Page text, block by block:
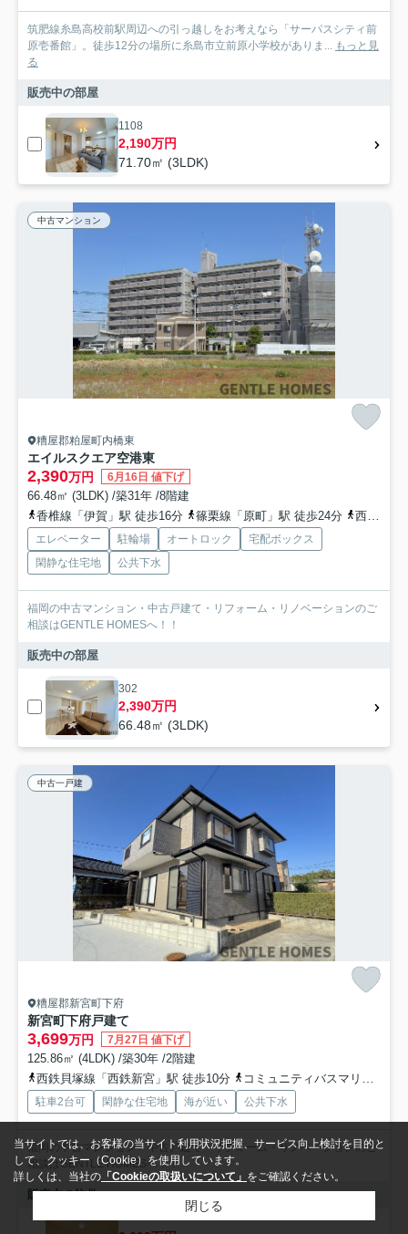
筑肥線糸島高校前駅周辺への引っ越しをお考えなら「サーパスシティ前
原壱番館」。徒歩12分の場所に糸島市立前原小学校がありま...
もっと見
る
販売中の部屋
1108
2,190万円
71.70㎡ (3LDK)
中古マンション
糟屋郡粕屋町内橋東
エイルスクエア空港東
2,390万円 6月16日 値下げ
66.48㎡ (3LDK) /築31年 /8階建
香椎線「伊賀」駅 徒歩16分
篠栗線「原町」駅 徒歩24分 西日本鉄道（バス）「坪見」バス停下車 徒歩3分
エレベーター 駐輪場 オートロック
宅配ボックス
閑静な住宅地
公共下水
福岡の中古マンション・中古戸建て・リフォーム・リノベーションのご
相談はGENTLE HOMESへ！！
販売中の部屋
302
2,390万円
66.48㎡ (3LDK)
中古一戸建
糟屋郡新宮町下府
新宮町下府戸建て
3,699万円 7月27日 値下げ
125.86㎡ (4LDK) /築30年 /2階建
西鉄貝塚線「西鉄新宮」駅 徒歩10分
コミュニティバスマリンクス「新宮町役場」バス停下車 徒歩0分
駐車2台可 閑静な住宅地 海が近い 公共下水
福岡の中古マンション・中古戸建て・リフォーム・リノベーションのご
相談はGENTLE HOMESへ！！
販売中の物件
当サイトでは、お客様の当サイト利用状況把握、サービス向上検討を目的と
して、クッキー（Cookie）を使用しています。
詳しくは、当社の 「Cookieの取扱いについて」 をご確認ください。
閉じる